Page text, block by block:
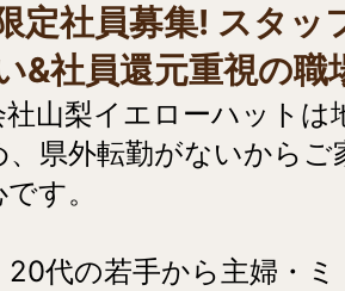
定社員募集! スタッ
&社員還元重視の職
社山梨イエローハットは
、県外転勤がないからご
す。
20代の若手から主婦・